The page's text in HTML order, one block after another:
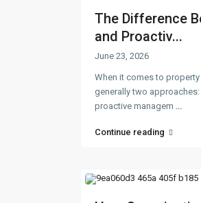
The Difference
and Proactiv...
June 23, 2026
When it comes to
generally two
proactive managem ...
Continue reading